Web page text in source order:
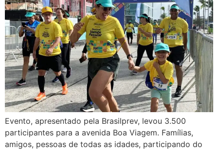
Evento, apresentado pela Brasilprev, levou 3.500
participantes para a avenida Boa Viagem. Famílias,
amigos, pessoas de todas as idades, participando do